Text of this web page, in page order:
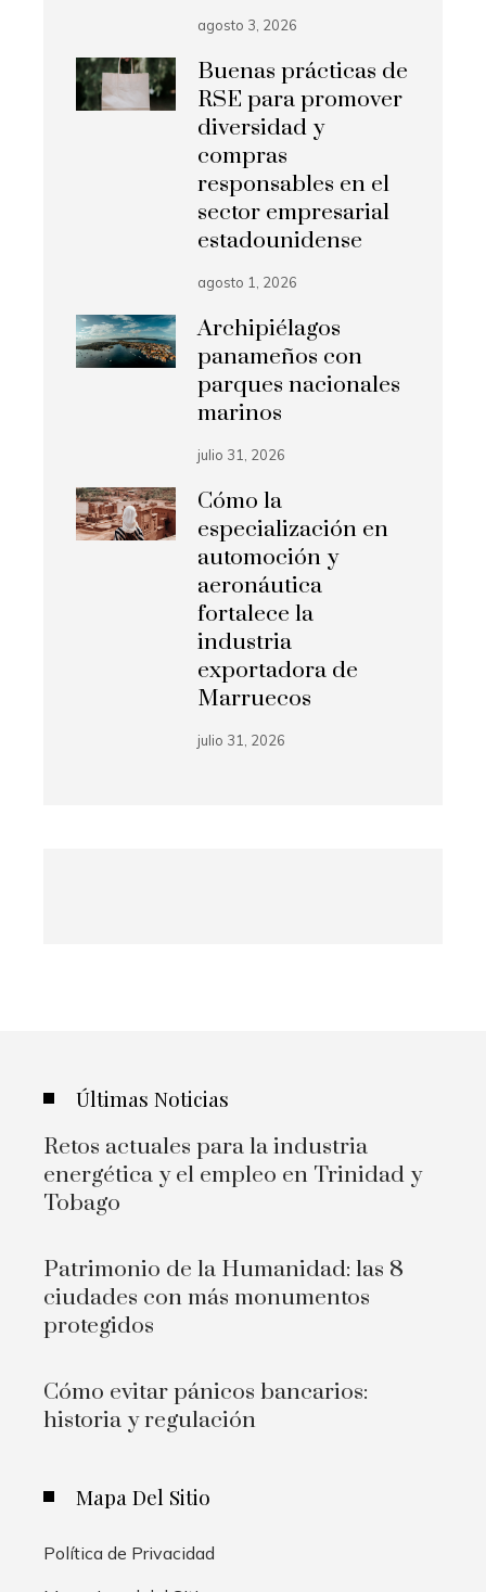
agosto 3, 2026
Buenas prácticas de
RSE para promover
diversidad y
compras
responsables en el
sector empresarial
estadounidense
agosto 1, 2026
Archipiélagos
panameños con
parques nacionales
marinos
julio 31, 2026
Cómo la
especialización en
automoción y
aeronáutica
fortalece la
industria
exportadora de
Marruecos
julio 31, 2026
Últimas Noticias
Retos actuales para la industria
energética y el empleo en Trinidad y
Tobago
Patrimonio de la Humanidad: las 8
ciudades con más monumentos
protegidos
Cómo evitar pánicos bancarios:
historia y regulación
Mapa Del Sitio
Política de Privacidad